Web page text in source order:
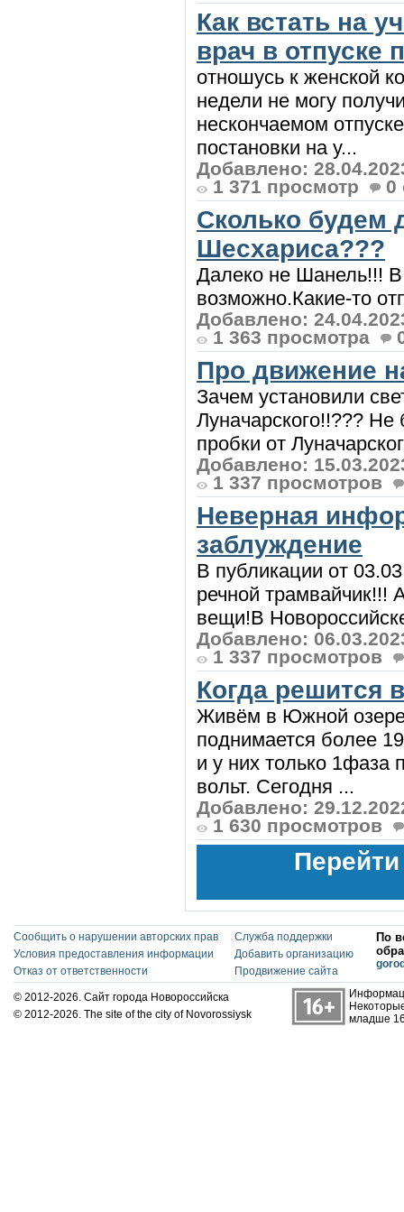
Как встать на
врач в отпуске
отношусь к женской
недели не могу
нескончаемом
постановки на у...
Добавлено:
1 371 просмотр
0
Сколько будем
Шесхариса???
Далеко не Шанель!!!
возможно.Какие-то
Добавлено:
1 363 просмотра
Про движение
Зачем установили
Луначарского!!???
пробки от
Добавлено:
1 337 просмотров
Неверная
заблуждение
В публикации от
речной трамвайчик!!!
вещи!В
Добавлено:
1 337 просмотров
Когда решится
Живём в Южной
поднимается более
и у них только 1фаза
вольт. Сегодня ...
Добавлено:
1 630 просмотров
Сообщить о нарушении авторских прав
Условия предоставления информации
Отказ от ответственности
Служба поддержки
Добавить организацию
Продвижение сайта
По
© 2012-2026. Сайт города Новороссийска
© 2012-2026. The site of the city of Novorossiysk
младше